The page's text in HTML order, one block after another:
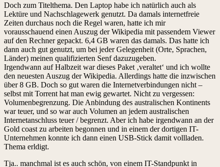
Doch zum Titelthema. Den Laptop habe ich natürlich auch als
Lektüre und Nachschlagewerk genutzt. Da damals internetfreie
Zeiten durchaus noch die Regel waren, hatte ich mir
vorausschauend einen Auszug der Wikipedia mit passendem Viewer
auf den Rechner gepackt. 6,4 GB waren das damals. Das hatte ich
dann auch gut genutzt, um bei jeder Gelegenheit (Orte, Sprachen,
Länder) meinen qualifizierten Senf dazuzugeben.
Irgendwann auf Halbzeit war dieses Paket ‚veraltet‘ und ich wollte
den neuesten Auszug der Wikipedia. Allerdings hatte die inzwischen
über 8 GB. Doch so gut waren die Internetverbindungen nicht –
selbst mit Torrent hat man ewig gewartet. Nicht zu vergessen:
Volumenbegrenzung. Die Anbindung des australischen Kontinents
war teuer, und so war auch Volumen an jedem australischen
Internetanschluss teuer / begrenzt. Aber ich habe irgendwann an der
Gold coast zu arbeiten begonnen und in einem der dortigen IT-
Unternehmen konnte ich dann einen USB-Stick damit vollladen.
Thema erldigt.
Tja.. manchmal ist es auch schön, von einem IT-Standpunkt in